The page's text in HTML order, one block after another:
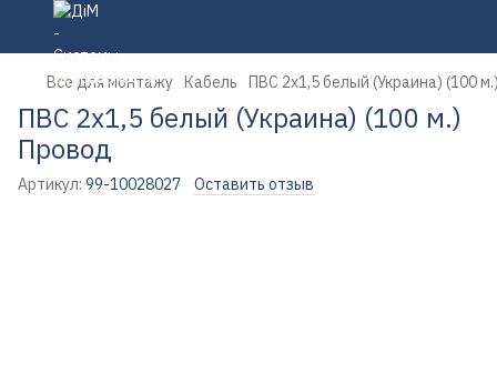
Все для монтажу Кабель ПВС 2х1,5 белый (Украина) (100
ПВС 2х1,5 белый (Украина) (100 м.)
Провод
Артикул: 99-10028027 Оставить отзыв